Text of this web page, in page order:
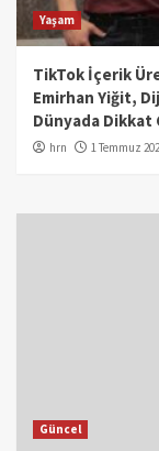
Yaşam
TikTok İçerik
Emirhan Yiğit,
Dünyada Dikkat
hrn 1 Temmuz
Güncel